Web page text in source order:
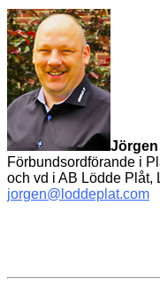
Förbundsordförande i
och vd i AB Lödde Plåt,
jorgen@loddeplat.com